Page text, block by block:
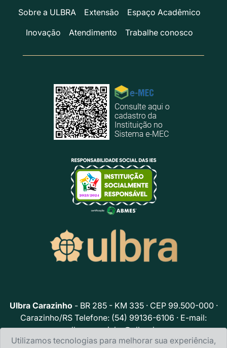
Sobre a ULBRA
Extensão
Espaço Acadêmico
Inovação
Atendimento Trabalhe conosco
Ulbra Carazinho- BR 285 - KM 335 · CEP 99.500-000 ·
Carazinho/RS Telefone: (54) 99136-6106 · E-mail:
ulbracarazinho@ulbra.br
Utilizamos tecnologias para melhorar sua experiência,